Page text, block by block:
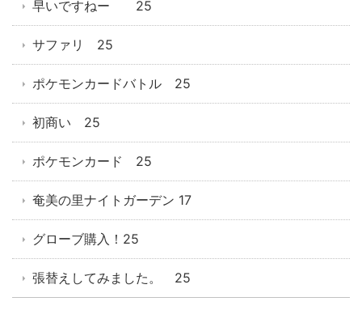
早いですねー 25
サファリ 25
ポケモンカードバトル 25
初商い 25
ポケモンカード 25
奄美の里ナイトガーデン 17
グローブ購入！25
張替えしてみました。 25